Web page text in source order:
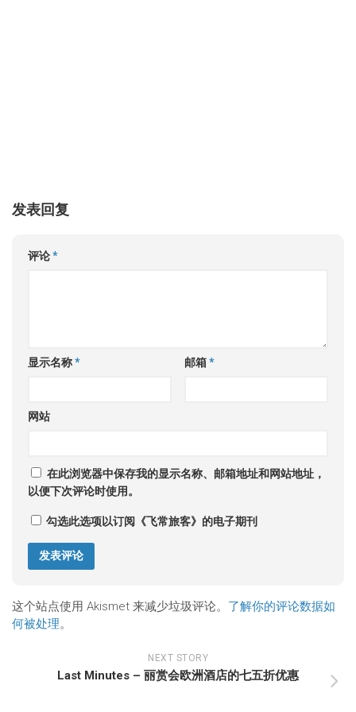
发表回复
评论*
显示名称* 邮箱*
网站
在此浏览器中保存我的显示名称、邮箱地址和网站地址，
以便下次评论时使用。
勾选此选项以订阅《飞常旅客》的电子期刊
这个站点使用 Akismet 来减少垃圾评论。 了解你的评论数据如
何被处理。
NEXT STORY
Last Minutes – 丽赏会欧洲酒店的七五折优惠